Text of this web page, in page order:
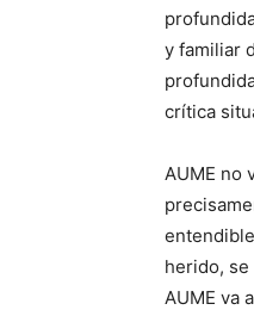
y familiar
crítica
AUME no
herido,
AUME va